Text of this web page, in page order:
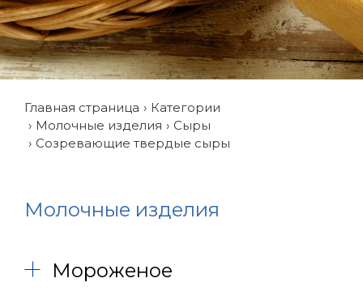
Главная страница
Категории
Молочные изделия
Сыры
Созревающие твердые сыры
Молочные изделия
Мороженое